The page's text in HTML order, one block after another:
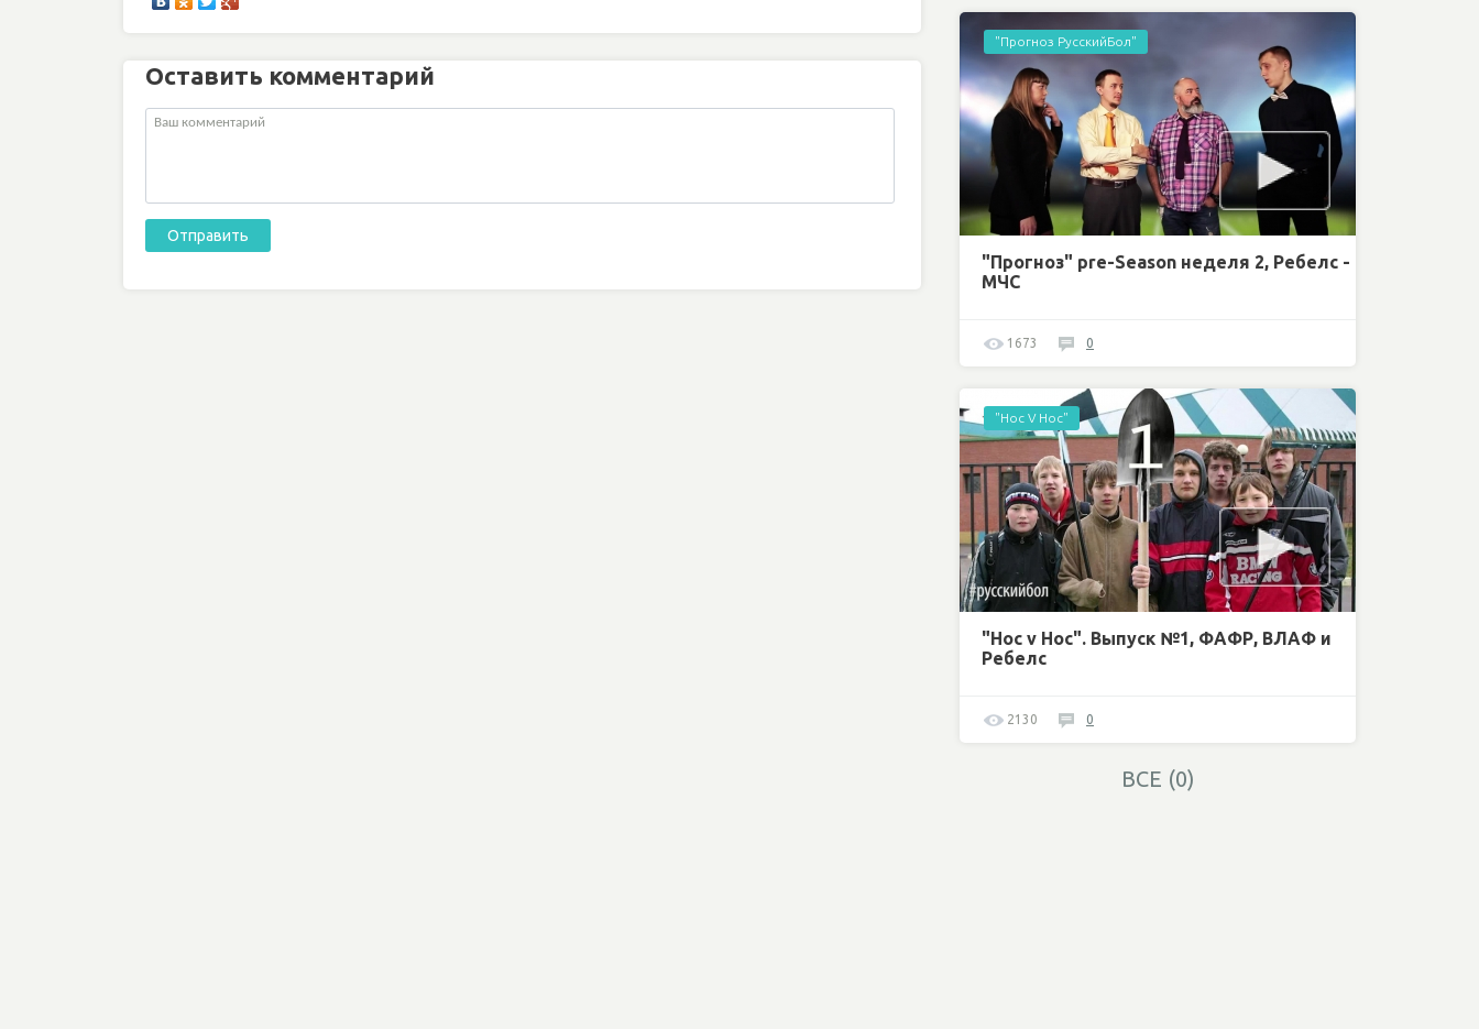
Оставить комментарий
"Прогноз РусскийБол"
"Прогноз" pre-Season неделя 2, Ребелс -
МЧС
1673 0
"Нос V Нос"
"Нос v Нос". Выпуск №1, ФАФР, ВЛАФ и
Ребелс
2130 0
ВСЕ (0)